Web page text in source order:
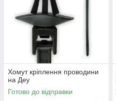
Хомут кріплення проводини
на Деу
Готово до відправки